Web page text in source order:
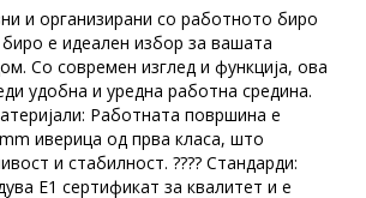
и организирани со работното биро
е идеален избор за вашата
Со современ изглед и функција, ова
удобна и уредна работна средина.
Работната површина е
иверица од прва класа, што
и стабилност. ???? Стандарди:
E1 сертификат за квалитет и е